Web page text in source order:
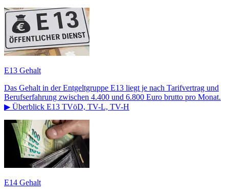
E13 Gehalt
Das Gehalt in der Entgeltgruppe E13 liegt je nach Tarifvertrag und
Berufserfahrung zwischen 4.400 und 6.800 Euro brutto pro Monat.
▶ Überblick E13 TVöD, TV-L, TV-H
E14 Gehalt